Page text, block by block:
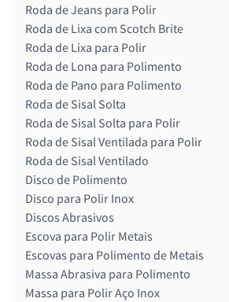
Roda de Jeans para Polir
Roda de Lixa com Scotch Brite
Roda de Lixa para Polir
Roda de Lona para Polimento
Roda de Pano para Polimento
Roda de Sisal Solta
Roda de Sisal Solta para Polir
Roda de Sisal Ventilada para Polir
Roda de Sisal Ventilado
Disco de Polimento
Disco para Polir Inox
Discos Abrasivos
Escova para Polir Metais
Escovas para Polimento de Metais
Massa Abrasiva para Polimento
Massa para Polir Aço Inox